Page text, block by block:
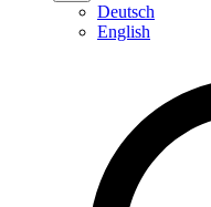
Deutsch
English